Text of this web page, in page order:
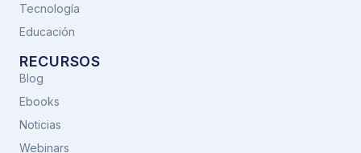
Tecnología
Educación
RECURSOS
Blog
Ebooks
Noticias
Webinars